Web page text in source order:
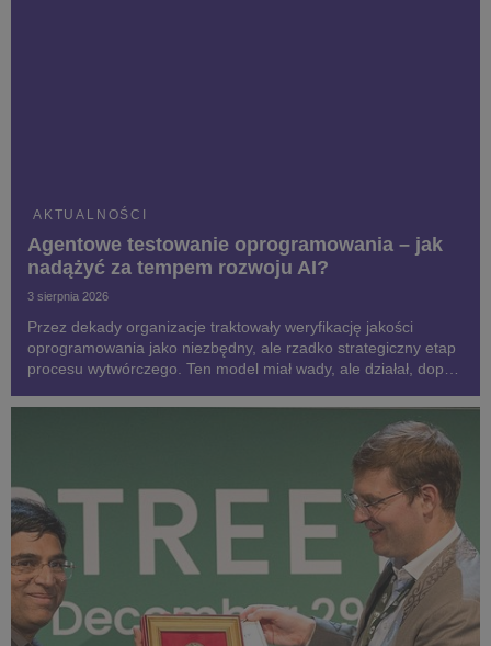
AKTUALNOŚCI
Agentowe testowanie oprogramowania – jak
nadążyć za tempem rozwoju AI?
3 sierpnia 2026
Przez dekady organizacje traktowały weryfikację jakości
oprogramowania jako niezbędny, ale rzadko strategiczny etap
procesu wytwórczego. Ten model miał wady, ale działał, dopóki
ludzi. Dzisiaj, dzięki AI, jest ono znac...